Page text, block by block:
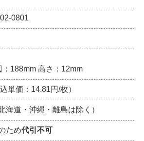
0801
188mm 高さ：12mm
単価：14.81円/枚）
海道・沖縄・離島は除く）
ため代引不可